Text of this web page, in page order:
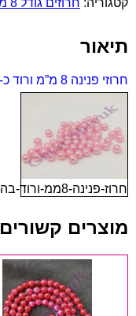
8
כ-100
תיאור
חרוזי פנינה 8 מ”מ ורוד כ-100 יחידות
חרוז-פנינה-8ממ-ורוד-בהיר
מוצרים קשורים